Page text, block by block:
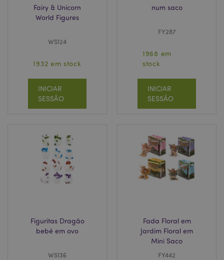
Fairy & Unicorn
World Figures
WS124
1932 em stock
INICIAR
SESSÃO
num saco
FY287
1968 em
stock
INICIAR
SESSÃO
Figuritas Dragão
bebé em ovo
WS136
Fada Floral em
Jardim Floral em
Mini Saco
FY442